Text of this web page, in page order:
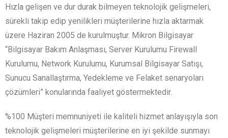
Hızla gelişen ve dur durak bilmeyen teknolojik gelişmeleri,
sürekli takip edip yenilikleri müşterilerine hızla aktarmak
üzere Haziran 2005 de kurulmuştur. Mikron Bilgisayar
“Bilgisayar Bakım Anlaşması, Server Kurulumu Firewall
Kurulumu, Network Kurulumu, Kurumsal Bilgisayar Satışı,
Sunucu Sanallaştırma, Yedekleme ve Felaket senaryoları
çözümleri” konularında faaliyet göstermektedir.
%100 Müşteri memnuniyeti ile kaliteli hizmet anlayışıyla son
teknolojik gelişmeleri müşterilerine en iyi şekilde sunmayı